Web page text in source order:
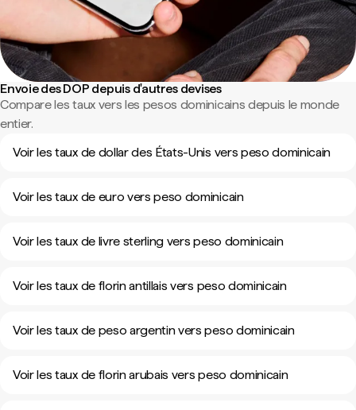
Envoie des DOP depuis d'autres devises
Compare les taux vers les pesos dominicains depuis le monde
entier.
Voir les taux de dollar des États-Unis vers peso dominicain
Voir les taux de euro vers peso dominicain
Voir les taux de livre sterling vers peso dominicain
Voir les taux de florin antillais vers peso dominicain
Voir les taux de peso argentin vers peso dominicain
Voir les taux de florin arubais vers peso dominicain